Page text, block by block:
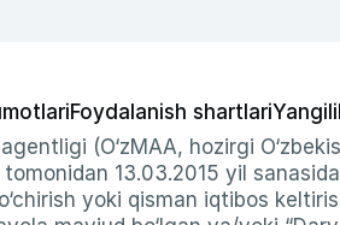
Foydalanish shartlari
(O‘zMAA, hozirgi
13.03.2015 yil
yoki qisman iqtibos